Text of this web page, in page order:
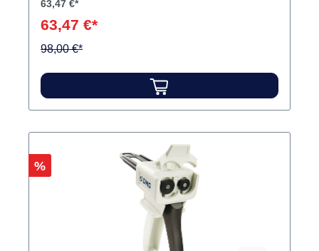
63,47 €*
63,47 €*
98,00 €*
Rabatt
%